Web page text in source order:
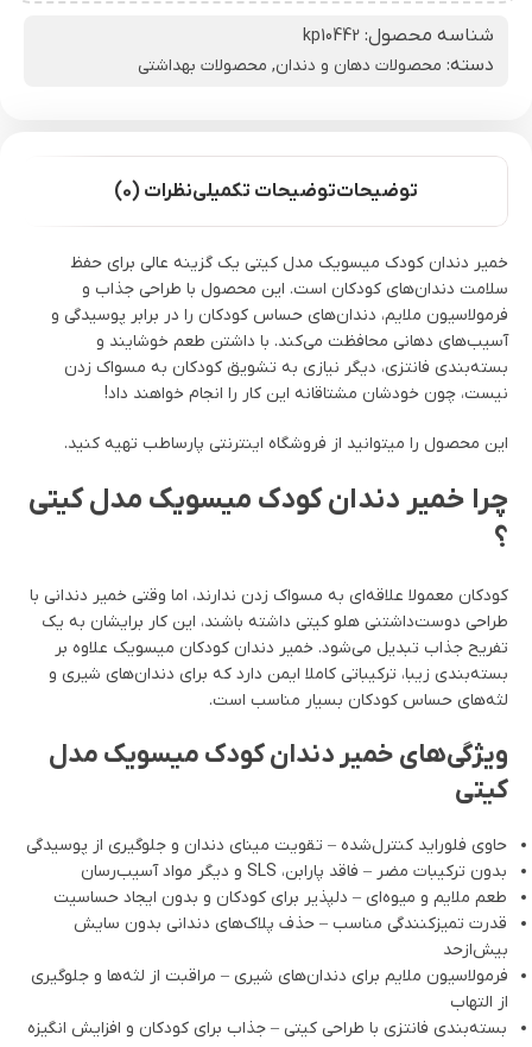
شناسه محصول: kp10442
دسته: محصولات دهان و دندان, محصولات بهداشتی
توضیحاتتوضیحات تکمیلینظرات (0)
خمیر دندان کودک میسویک مدل کیتی یک گزینه عالی برای حفظ
سلامت دندان‌های کودکان است. این محصول با طراحی جذاب و
فرمولاسیون ملایم، دندان‌های حساس کودکان را در برابر پوسیدگی و
آسیب‌های دهانی محافظت می‌کند. با داشتن طعم خوشایند و
بسته‌بندی فانتزی، دیگر نیازی به تشویق کودکان به مسواک زدن
نیست، چون خودشان مشتاقانه این کار را انجام خواهند داد!
این محصول را میتوانید از فروشگاه اینترنتی پارساطب تهیه کنید.
چرا خمیر دندان کودک میسویک مدل کیتی
؟
کودکان معمولا علاقه‌ای به مسواک زدن ندارند، اما وقتی خمیر دندانی با
طراحی دوست‌داشتنی هلو کیتی داشته باشند، این کار برایشان به یک
تفریح جذاب تبدیل می‌شود. خمیر دندان کودکان میسویک علاوه بر
بسته‌بندی زیبا، ترکیباتی کاملا ایمن دارد که برای دندان‌های شیری و
لثه‌های حساس کودکان بسیار مناسب است.
ویژگی‌های خمیر دندان کودک میسویک مدل
کیتی
حاوی فلوراید کنترل‌شده – تقویت مینای دندان و جلوگیری از پوسیدگی
بدون ترکیبات مضر – فاقد پارابن، SLS و دیگر مواد آسیب‌رسان
طعم ملایم و میوه‌ای – دلپذیر برای کودکان و بدون ایجاد حساسیت
قدرت تمیزکنندگی مناسب – حذف پلاک‌های دندانی بدون سایش
بیش‌ازحد
فرمولاسیون ملایم برای دندان‌های شیری – مراقبت از لثه‌ها و جلوگیری
از التهاب
بسته‌بندی فانتزی با طراحی کیتی – جذاب برای کودکان و افزایش انگیزه